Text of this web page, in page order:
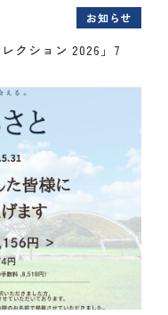
お知らせ
クション 2026」7